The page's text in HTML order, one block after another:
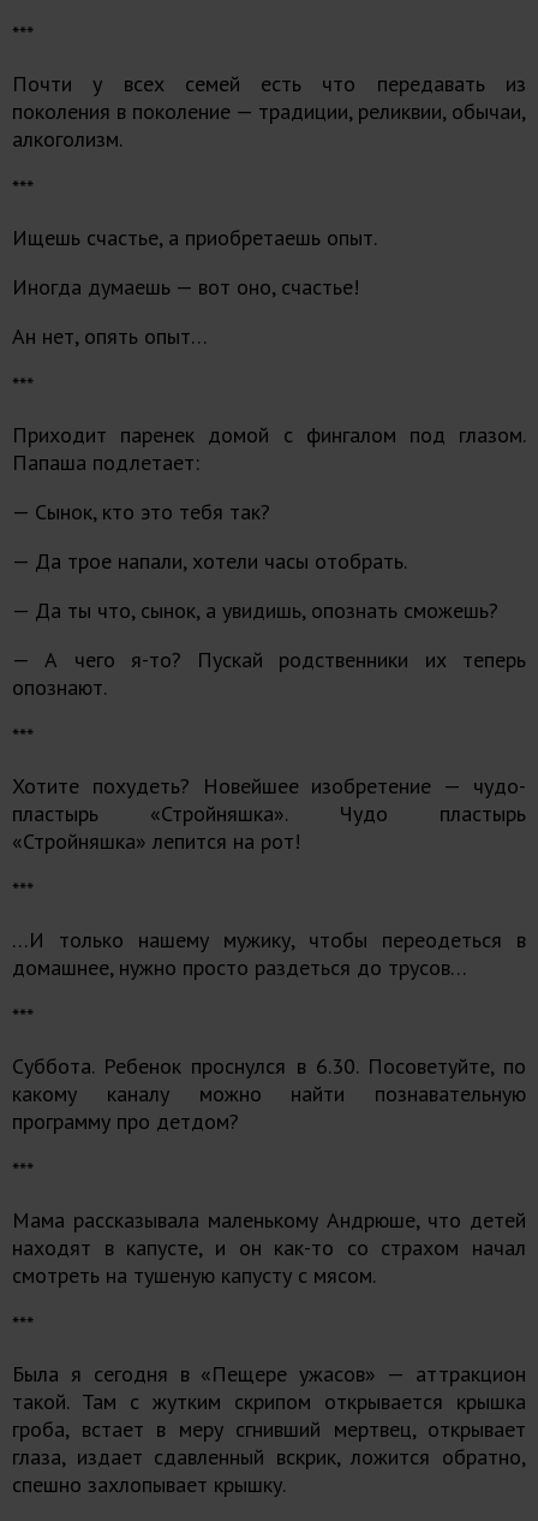
***
Почти у всех семей есть что передавать из
поколения в поколение — традиции, реликвии, обычаи,
алкоголизм.
***
Ищешь счастье, а приобретаешь опыт.
Иногда думаешь — вот оно, счастье!
Ан нет, опять опыт…
***
Приходит паренек домой с фингалом под глазом.
Папаша подлетает:
— Сынок, кто это тебя так?
— Да трое напали, хотели часы отобрать.
— Да ты что, сынок, а увидишь, опознать сможешь?
— А чего я-то? Пускай родственники их теперь
опознают.
***
Хотите похудеть? Новейшее изобретение — чудо-
пластырь «Стройняшка». Чудо пластырь
«Стройняшка» лепится на рот!
***
…И только нашему мужику, чтобы переодеться в
домашнее, нужно просто раздеться до трусов…
***
Суббота. Ребенок проснулся в 6.30. Посоветуйте, по
какому каналу можно найти познавательную
программу про детдом?
***
Мама рассказывала маленькому Андрюше, что детей
находят в капусте, и он как-то со страхом начал
смотреть на тушеную капусту с мясом.
***
Была я сегодня в «Пещере ужасов» — аттракцион
такой. Там с жутким скрипом открывается крышка
гроба, встает в меру сгнивший мертвец, открывает
глаза, издает сдавленный вскрик, ложится обратно,
спешно захлопывает крышку.